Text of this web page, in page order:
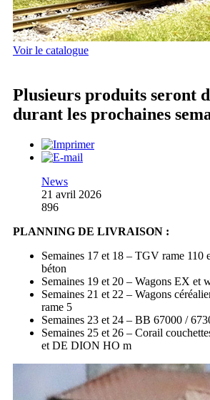
Voir le catalogue
Plusieurs produits seront
durant les prochaines
News
21 avril 2026
896
PLANNING DE LIVRAISON :
Semaines 17 et 18 – TGV rame 110
béton
Semaines 19 et 20 – Wagons EX et
Semaines 21 et 22 – Wagons
rame 5
Semaines 23 et 24 – BB 67000 /
Semaines 25 et 26 – Corail
et DE DION HO m